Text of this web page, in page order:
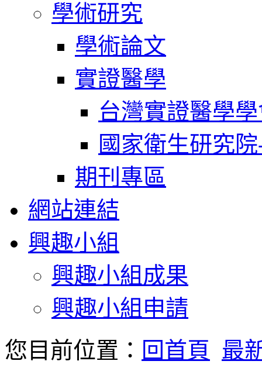
學術研究
學術論文
實證醫學
台灣實證醫學
國家衛生研究
期刊專區
網站連結
興趣小組
興趣小組成果
興趣小組申請
您目前位置： 回首頁 最